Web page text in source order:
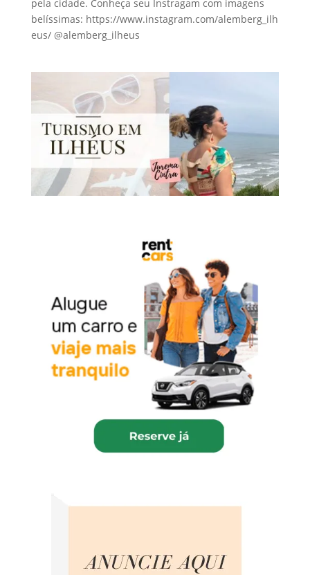
pela cidade. Conheça seu Instragam com imagens
belíssimas: https://www.instagram.com/alemberg_ilh
eus/ @alemberg_ilheus